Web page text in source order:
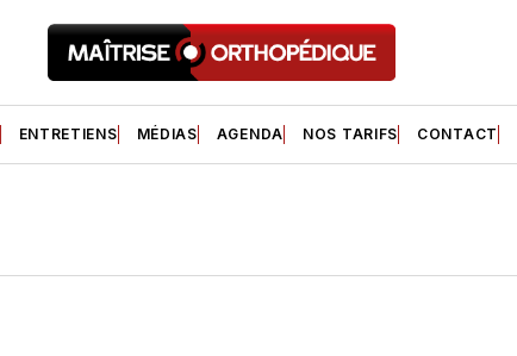
ENTRETIENS MÉDIAS AGENDA NOS TARIFS CONTACT